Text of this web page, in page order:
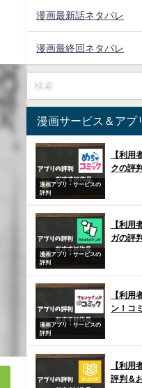
漫画最新話ネタバレ
漫画最終回ネタバレ
漫画サービス＆アプ
漫画アプリ・サービスの
評判
【利用
クの評
漫画アプリ・サービスの
評判
【利用
ガの評
漫画アプリ・サービスの
評判
【利用
ン！コ
【利用
評判＆